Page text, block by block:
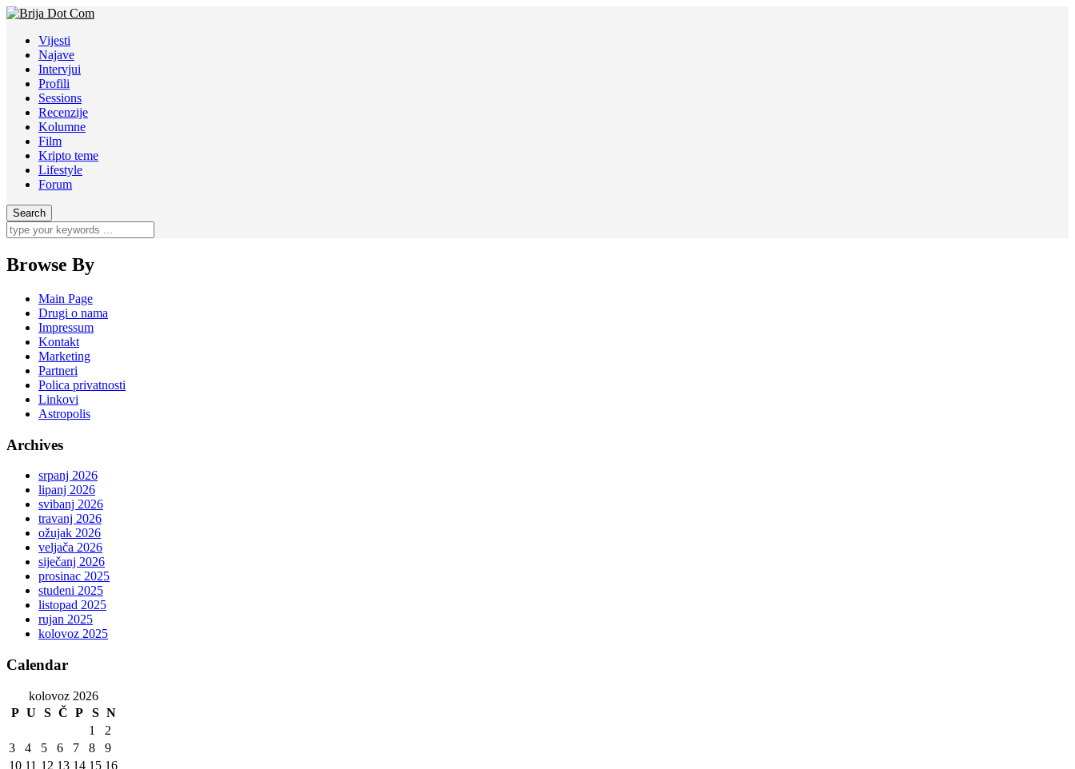
Vijesti
Najave
Intervjui
Profili
Sessions
Recenzije
Kolumne
Film
Kripto teme
Lifestyle
Forum
Browse By
Main Page
Drugi o nama
Impressum
Kontakt
Marketing
Partneri
Polica privatnosti
Linkovi
Astropolis
Archives
srpanj 2026
lipanj 2026
svibanj 2026
travanj 2026
ožujak 2026
veljača 2026
siječanj 2026
prosinac 2025
studeni 2025
listopad 2025
rujan 2025
kolovoz 2025
Calendar
kolovoz 2026
P U S Č P S N
1
2
3
4 5 6 7 8
9
10 11 12 13 14 15 16